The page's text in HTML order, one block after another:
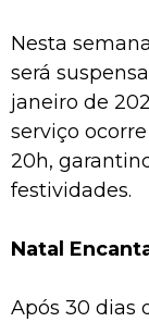
Nesta
será
janeiro de
serviço
20h,
festividades.
Natal
Após 30 dias